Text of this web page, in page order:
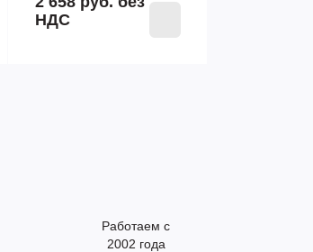
НДС
Работаем с
2002 года